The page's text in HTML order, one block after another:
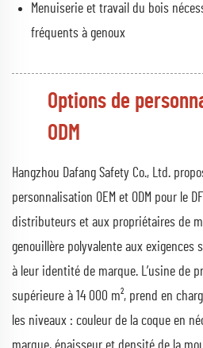
Menuiserie et travail du bois
fréquents à genoux
Options de
ODM
Hangzhou Dafang Safety Co., Ltd.
personnalisation OEM et ODM pour le
distributeurs et aux propriétaires de
genouillère polyvalente aux
à leur identité de marque. L’usine de
supérieure à 14 000 m², prend en
les niveaux : couleur de la coque en